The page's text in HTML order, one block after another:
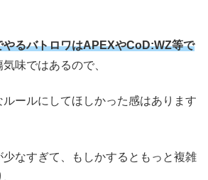
やるバトロワはAPEXやCoD:WZ等で
気味ではあるので、
ルールにしてほしかった感はあります
なすぎて、もしかするともっと複雑